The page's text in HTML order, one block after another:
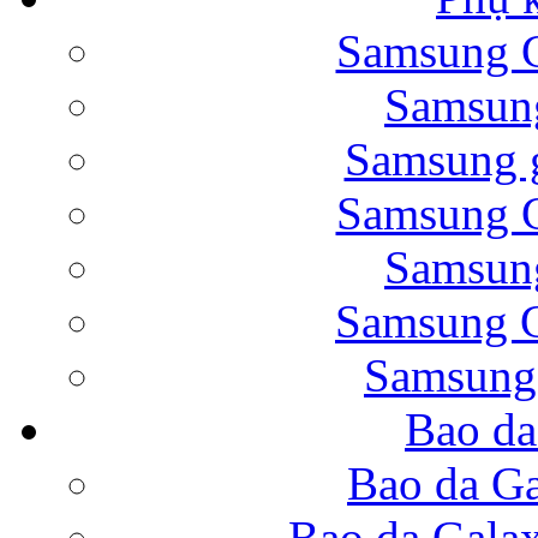
Bao da Samsung
Bao da Galaxy
Nắp lưng Samsung
Samsung
Samsung
Samsung
Bao
Bao da